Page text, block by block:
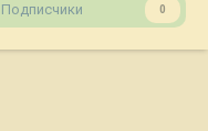
Подписчики 0